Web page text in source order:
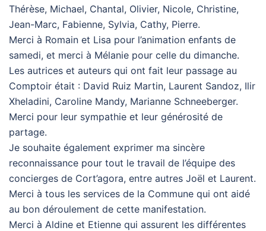
Thérèse, Michael, Chantal, Olivier, Nicole, Christine,
Jean-Marc, Fabienne, Sylvia, Cathy, Pierre.
Merci à Romain et Lisa pour l’animation enfants de
samedi, et merci à Mélanie pour celle du dimanche.
Les autrices et auteurs qui ont fait leur passage au
Comptoir était : David Ruiz Martin, Laurent Sandoz, Ilir
Xheladini, Caroline Mandy, Marianne Schneeberger.
Merci pour leur sympathie et leur générosité de
partage.
Je souhaite également exprimer ma sincère
reconnaissance pour tout le travail de l’équipe des
concierges de Cort’agora, entre autres Joël et Laurent.
Merci à tous les services de la Commune qui ont aidé
au bon déroulement de cette manifestation.
Merci à Aldine et Etienne qui assurent les différentes